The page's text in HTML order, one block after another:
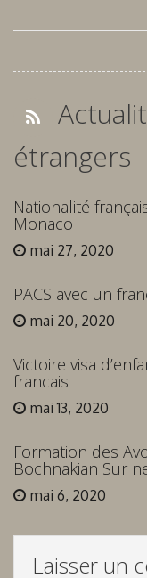
étrangers
Nationalité
Monaco
mai 27, 2020
PACS avec un
mai 20, 2020
Victoire visa
francais
mai 13, 2020
Formation des
Bochnakian Sur
mai 6, 2020
Laisser un